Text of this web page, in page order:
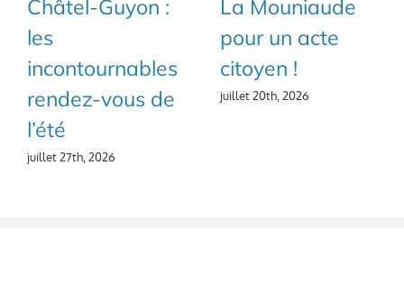
Châtel-Guyon :
les
incontournables
rendez-vous de
l’été
juillet 27th, 2026
La Mouniaude
pour un acte
citoyen !
juillet 20th, 2026